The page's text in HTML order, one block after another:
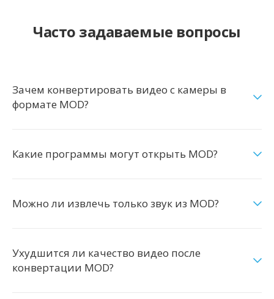
Часто задаваемые вопросы
Зачем конвертировать видео с камеры в
формате MOD?
Какие программы могут открыть MOD?
Можно ли извлечь только звук из MOD?
Ухудшится ли качество видео после
конвертации MOD?